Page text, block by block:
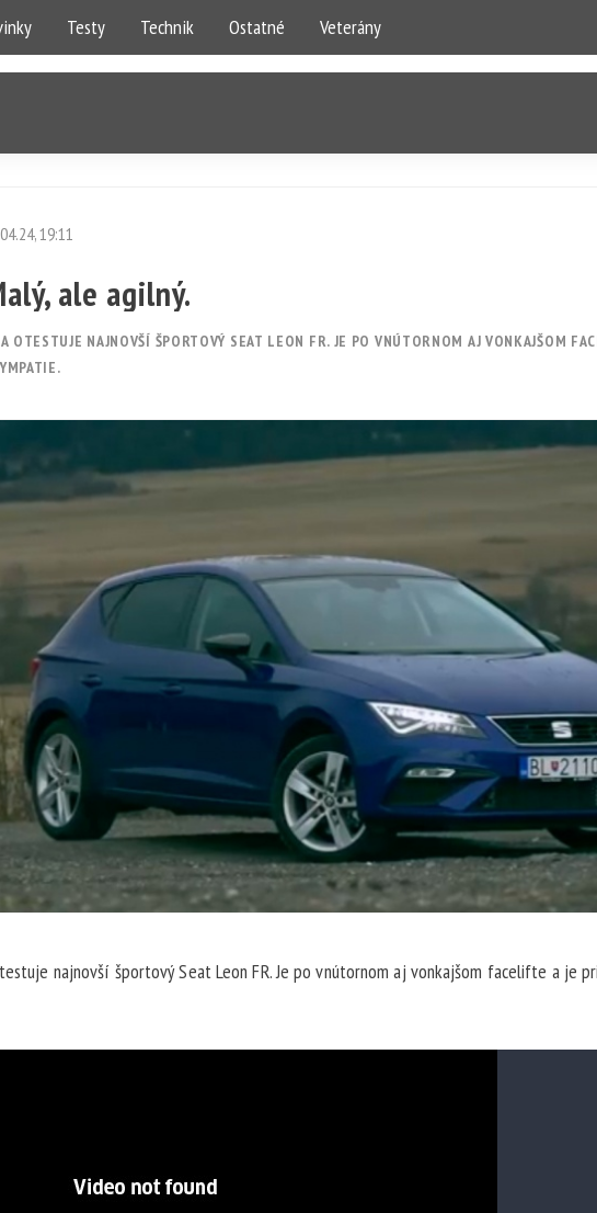
Testy Technik Ostatné Veterány
19:11
ale agilný.
OTESTUJE NAJNOVŠÍ ŠPORTOVÝ SEAT LEON FR. JE PO VNÚTORNOM AJ VONKAJŠOM
najnovší športový Seat Leon FR. Je po vnútornom aj vonkajšom facelifte a je